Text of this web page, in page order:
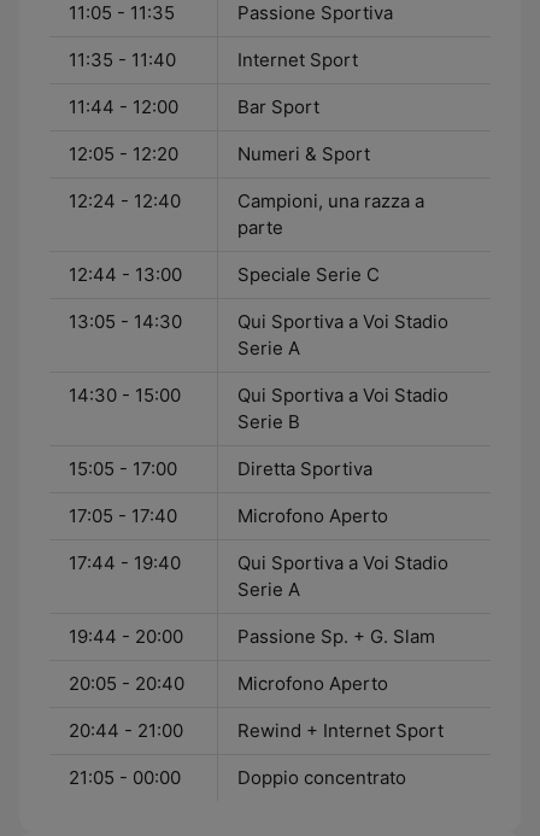
11:05 - 11:35 Passione Sportiva
11:35 - 11:40 Internet Sport
11:44 - 12:00 Bar Sport
12:05 - 12:20 Numeri & Sport
12:24 - 12:40
Campioni, una razza a
parte
12:44 - 13:00 Speciale Serie C
13:05 - 14:30
Qui Sportiva a Voi Stadio
Serie A
14:30 - 15:00
Qui Sportiva a Voi Stadio
Serie B
15:05 - 17:00 Diretta Sportiva
17:05 - 17:40 Microfono Aperto
17:44 - 19:40
Qui Sportiva a Voi Stadio
Serie A
19:44 - 20:00 Passione Sp. + G. Slam
20:05 - 20:40 Microfono Aperto
20:44 - 21:00 Rewind + Internet Sport
21:05 - 00:00 Doppio concentrato